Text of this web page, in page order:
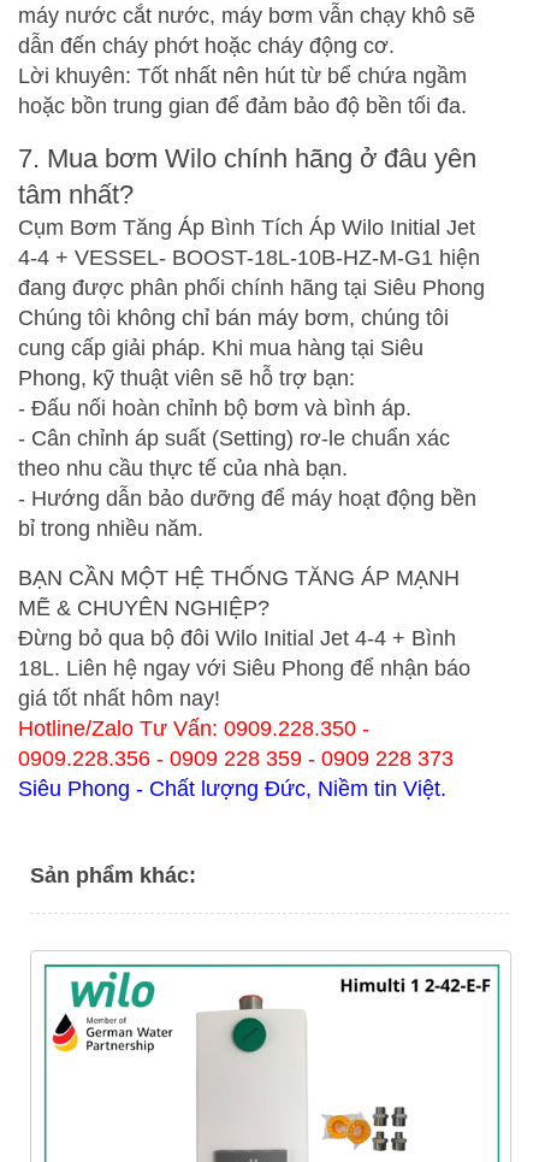
máy nước cắt nước, máy bơm vẫn chạy khô sẽ
dẫn đến cháy phớt hoặc cháy động cơ.
Lời khuyên: Tốt nhất nên hút từ bể chứa ngầm
hoặc bồn trung gian để đảm bảo độ bền tối đa.
7. Mua bơm Wilo chính hãng ở đâu yên
tâm nhất?
Cụm Bơm Tăng Áp Bình Tích Áp Wilo Initial Jet
4-4 + VESSEL- BOOST-18L-10B-HZ-M-G1 hiện
đang được phân phối chính hãng tại Siêu Phong
Chúng tôi không chỉ bán máy bơm, chúng tôi
cung cấp giải pháp. Khi mua hàng tại Siêu
Phong, kỹ thuật viên sẽ hỗ trợ bạn:
- Đấu nối hoàn chỉnh bộ bơm và bình áp.
- Cân chỉnh áp suất (Setting) rơ-le chuẩn xác
theo nhu cầu thực tế của nhà bạn.
- Hướng dẫn bảo dưỡng để máy hoạt động bền
bỉ trong nhiều năm.
BẠN CẦN MỘT HỆ THỐNG TĂNG ÁP MẠNH
MẼ & CHUYÊN NGHIỆP?
Đừng bỏ qua bộ đôi Wilo Initial Jet 4-4 + Bình
18L. Liên hệ ngay với Siêu Phong để nhận báo
giá tốt nhất hôm nay!
Hotline/Zalo Tư Vấn: 0909.228.350 -
0909.228.356 - 0909 228 359 - 0909 228 373
Siêu Phong - Chất lượng Đức, Niềm tin Việt.
Sản phẩm khác: